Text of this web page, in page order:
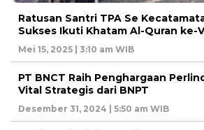
Ratusan Santri TPA Se
Sukses Ikuti Khatam Al-Quran ke-
Mei 15, 2025 | 3:10 am WIB
PT BNCT Raih Penghargaan
Vital Strategis dari BNPT
Desember 31, 2024 | 5:50 am WIB